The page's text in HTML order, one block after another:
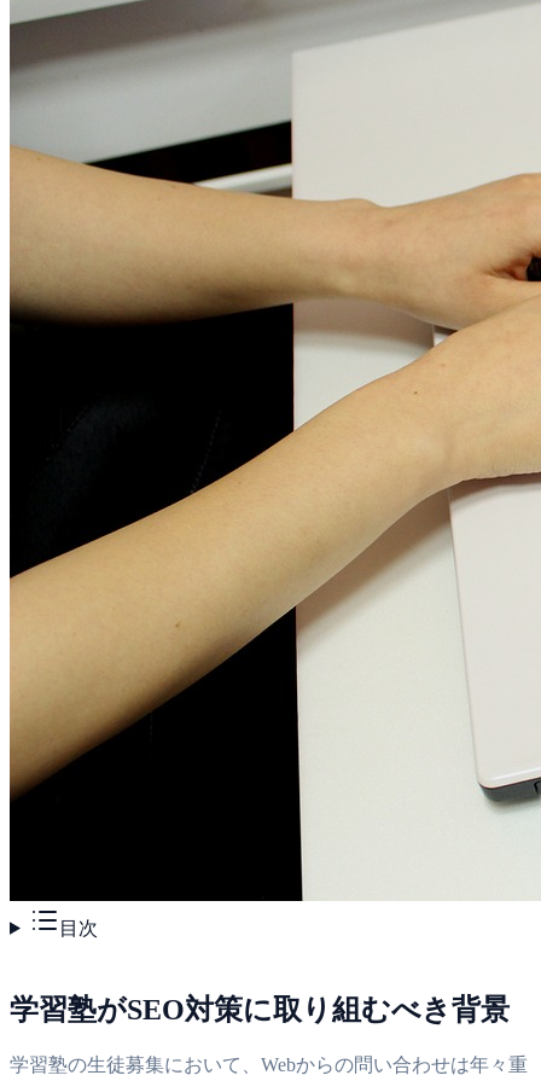
目次
学習塾がSEO対策に取り組むべき背景
学習塾の生徒募集において、Webからの問い合わせは年々重